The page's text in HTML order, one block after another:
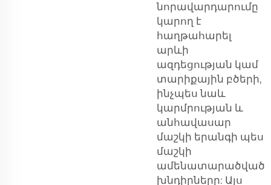
նորավարդարումը
կարող է
հաղթահարել
արևի
ազդեցության կամ
տարիքային բծերի,
ինչպես նաև
կարմրության և
անհավասար
մաշկի երանգի պես
մաշկի
ամենատարածված
խնդիրները: Այս